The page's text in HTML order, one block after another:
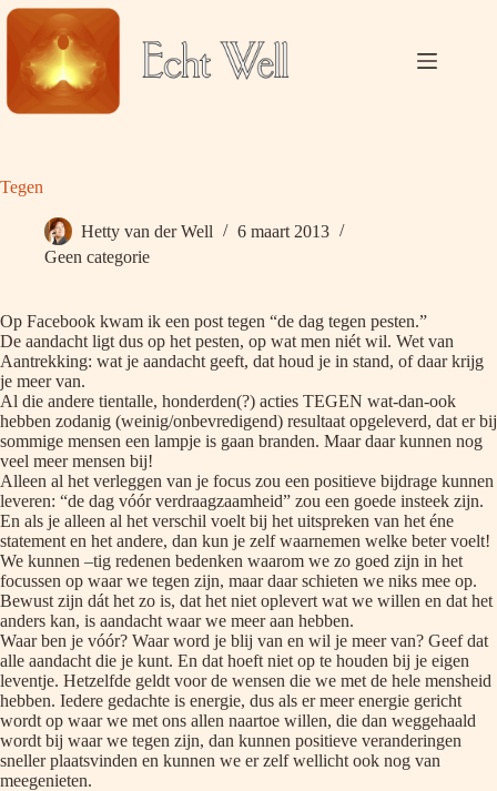
Ga
inhoud
Tegen
Hetty van der Well
6 maart 2013
Geen categorie
Op Facebook kwam ik een post tegen “de dag tegen pesten.”
De aandacht ligt dus op het pesten, op wat men niét wil. Wet van
Aantrekking: wat je aandacht geeft, dat houd je in stand, of daar krijg
je meer van.
Al die andere tientalle, honderden(?) acties TEGEN wat-dan-ook
hebben zodanig (weinig/onbevredigend) resultaat opgeleverd, dat er bij
sommige mensen een lampje is gaan branden. Maar daar kunnen nog
veel meer mensen bij!
Alleen al het verleggen van je focus zou een positieve bijdrage kunnen
leveren: “de dag vóór verdraagzaamheid” zou een goede insteek zijn.
En als je alleen al het verschil voelt bij het uitspreken van het éne
statement en het andere, dan kun je zelf waarnemen welke beter voelt!
We kunnen –tig redenen bedenken waarom we zo goed zijn in het
focussen op waar we tegen zijn, maar daar schieten we niks mee op.
Bewust zijn dát het zo is, dat het niet oplevert wat we willen en dat het
anders kan, is aandacht waar we meer aan hebben.
Waar ben je vóór? Waar word je blij van en wil je meer van? Geef dat
alle aandacht die je kunt. En dat hoeft niet op te houden bij je eigen
leventje. Hetzelfde geldt voor de wensen die we met de hele mensheid
hebben. Iedere gedachte is energie, dus als er meer energie gericht
wordt op waar we met ons allen naartoe willen, die dan weggehaald
wordt bij waar we tegen zijn, dan kunnen positieve veranderingen
sneller plaatsvinden en kunnen we er zelf wellicht ook nog van
meegenieten.